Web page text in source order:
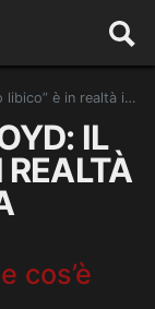
realtà il palco di Venezia
IL
REALTÀ
cos’è